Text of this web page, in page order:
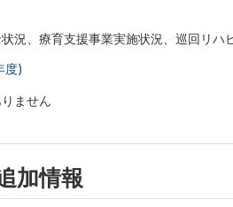
況、療育支援事業実施状況、巡回リ
度)
ません
加情報